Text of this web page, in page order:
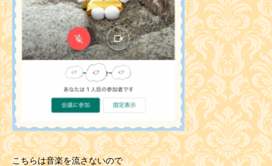
こちらは音楽を流さないので